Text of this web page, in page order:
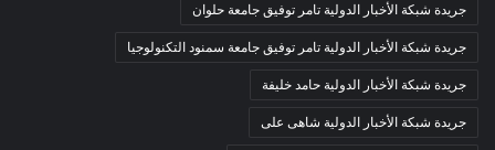
جريدة شبكة الأخبار الدولية تامر توفيق جامعة حلوان
جريدة شبكة الأخبار الدولية تامر توفيق جامعة سمنود التكنولوجيا
جريدة شبكة الأخبار الدولية حامد خليفة
جريدة شبكة الأخبار الدولية شاهى على